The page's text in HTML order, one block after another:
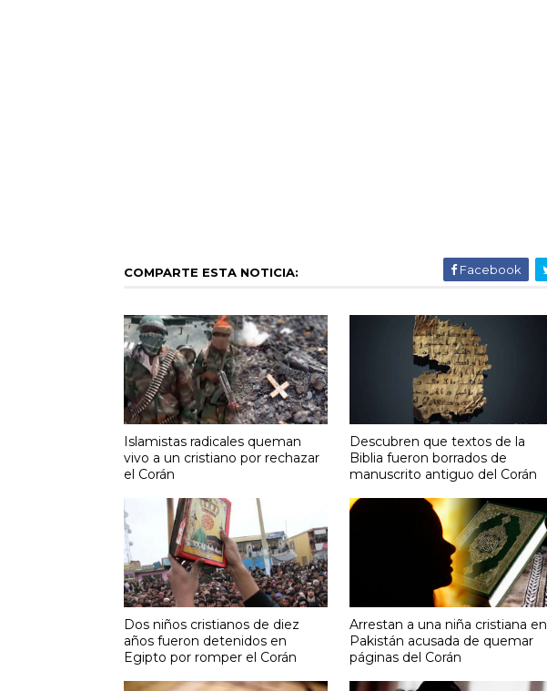
COMPARTE ESTA NOTICIA: Facebook
Islamistas radicales queman
vivo a un cristiano por rechazar
el Corán
Descubren que textos de la
Biblia fueron borrados de
manuscrito antiguo del Corán
Dos niños cristianos de diez
años fueron detenidos en
Egipto por romper el Corán
Arrestan a una niña cristiana en
Pakistán acusada de quemar
páginas del Corán